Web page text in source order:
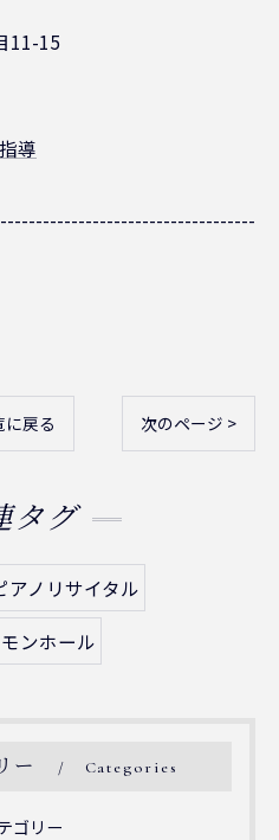
11-15
導
に戻る 次のページ >
タグ
アノリサイタル
ンホール
ー Categories
ゴリー